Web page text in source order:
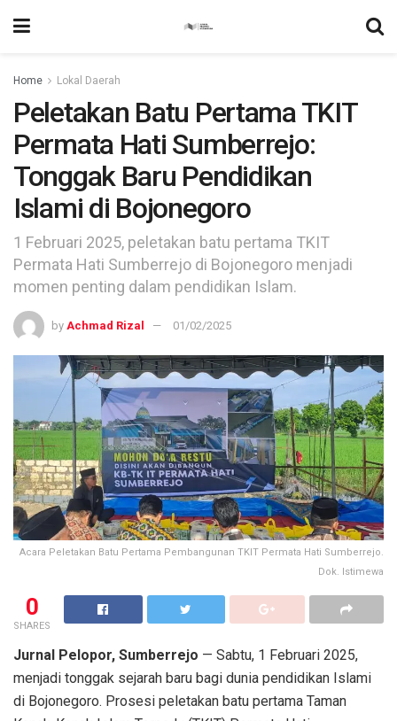
Home Lokal Daerah
Peletakan Batu Pertama TKIT
Permata Hati Sumberrejo:
Tonggak Baru Pendidikan
Islami di Bojonegoro
1 Februari 2025, peletakan batu pertama TKIT
Permata Hati Sumberrejo di Bojonegoro menjadi
momen penting dalam pendidikan Islam.
by Achmad Rizal 01/02/2025
Acara Peletakan Batu Pertama Pembangunan TKIT Permata Hati Sumberrejo.
Dok. Istimewa
0
SHARES
Jurnal Pelopor, Sumberrejo — Sabtu, 1 Februari 2025,
menjadi tonggak sejarah baru bagi dunia pendidikan Islami
di Bojonegoro. Prosesi peletakan batu pertama Taman